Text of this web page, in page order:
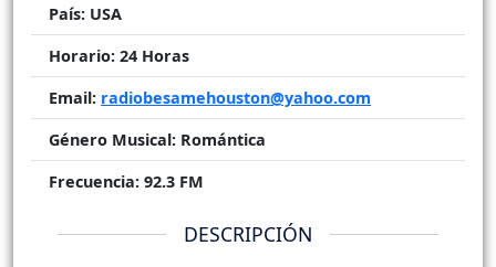
País: USA
Horario: 24 Horas
Email: radiobesamehouston@yahoo.com
Género Musical: Romántica
Frecuencia: 92.3 FM
DESCRIPCIÓN